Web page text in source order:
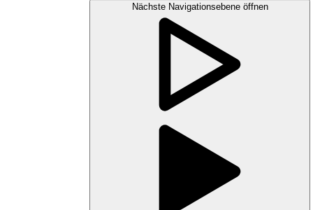
Nächste Navigationsebene öffnen